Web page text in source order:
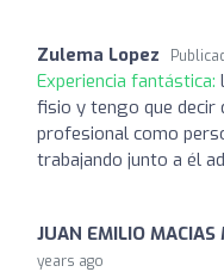
Zulema Lopez
Experiencia fantástica:
fisio y tengo que decir
profesional como
trabajando junto a él
JUAN EMILIO MACIAS
years ago